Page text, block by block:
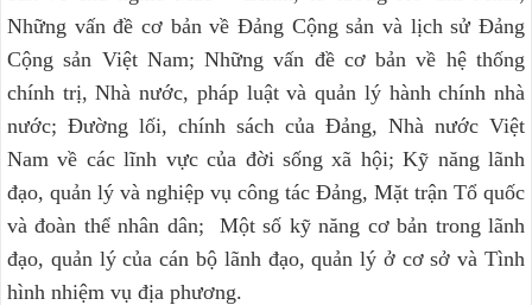
Những vấn đề cơ bản về Đảng Cộng sản và lịch sử Đảng
Cộng sản Việt Nam; Những vấn đề cơ bản về hệ thống
chính trị, Nhà nước, pháp luật và quản lý hành chính nhà
nước; Đường lối, chính sách của Đảng, Nhà nước Việt
Nam về các lĩnh vực của đời sống xã hội; Kỹ năng lãnh
đạo, quản lý và nghiệp vụ công tác Đảng, Mặt trận Tổ quốc
và đoàn thể nhân dân; Một số kỹ năng cơ bản trong lãnh
đạo, quản lý của cán bộ lãnh đạo, quản lý ở cơ sở và Tình
hình nhiệm vụ địa phương.